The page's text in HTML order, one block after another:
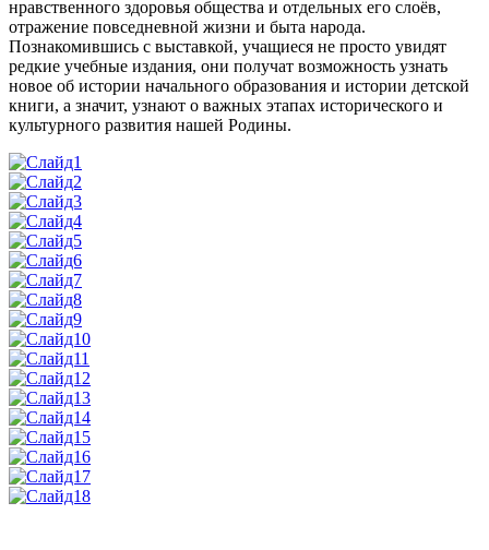
нравственного здоровья общества и отдельных его слоёв,
отражение повседневной жизни и быта народа.
Познакомившись с выставкой, учащиеся не просто увидят
редкие учебные издания, они получат возможность узнать
новое об истории начального образования и истории детской
книги, а значит, узнают о важных этапах исторического и
культурного развития нашей Родины.